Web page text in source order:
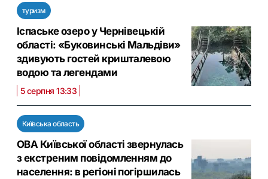
туризм
Іспаське озеро у Чернівецькій
області: «Буковинські Мальдіви»
здивують гостей кришталевою
водою та легендами
5 серпня 13:33
Київська область
ОВА Київської області звернулась
з екстреним повідомленням до
населення: в регіоні погіршилась